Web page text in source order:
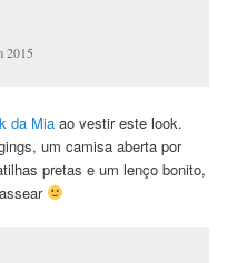
2015
da Mia ao vestir este look.
um camisa aberta por
pretas e um lenço bonito,